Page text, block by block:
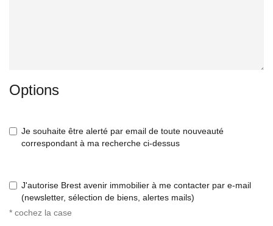
Options
Je souhaite être alerté par email de toute nouveauté
correspondant à ma recherche ci-dessus
J'autorise Brest avenir immobilier à me contacter par e-mail
(newsletter, sélection de biens, alertes mails)
* cochez la case